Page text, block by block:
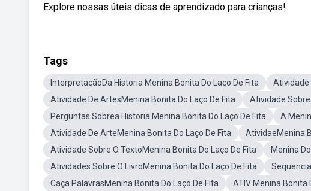
Explore nossas úteis dicas de aprendizado para crianças!
Tags
InterpretaçãoDa Historia Menina Bonita Do Laço De Fita
Atividade
Atividade De ArtesMenina Bonita Do Laço De Fita
Atividade
Perguntas Sobrea Historia Menina Bonita Do Laço De Fita
A
Atividade De ArteMenina Bonita Do Laço De Fita
AtividaeMenina
Atividade Sobre O TextoMenina Bonita Do Laço De Fita
Menina
Atividades Sobre O LivroMenina Bonita Do Laço De Fita
Caça PalavrasMenina Bonita Do Laço De Fita
ATIV Menina Bonita